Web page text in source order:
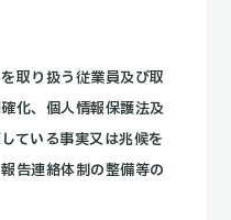
取り扱う従業員及び取
化、個人情報保護法及
ている事実又は兆候を
告連絡体制の整備等の